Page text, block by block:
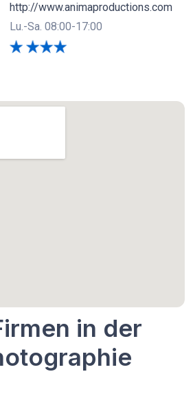
http://www.animaproductions.com
Lu.-Sa. 08:00-17:00
in der